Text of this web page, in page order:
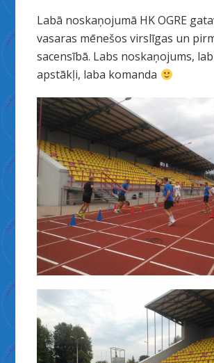
Labā noskaņojumā HK OGRE
vasaras mēnešos virslīgas un
sacensībā. Labs noskaņojums,
apstākļi, laba komanda